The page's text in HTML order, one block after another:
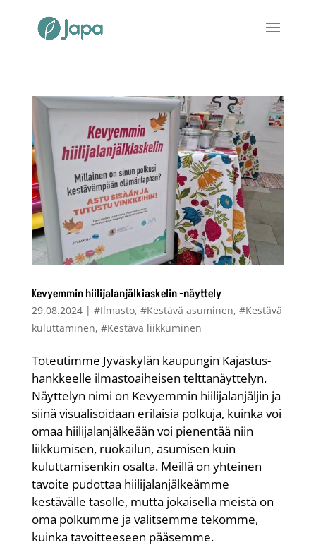
Kevyemmin hiilijalanjälkiaskelin -näyttely
29.08.2024| #Ilmasto, #Kestävä asuminen, #Kestävä
kuluttaminen, #Kestävä liikkuminen
Toteutimme Jyväskylän kaupungin Kajastus-
hankkeelle ilmastoaiheisen telttanäyttelyn.
Näyttelyn nimi on Kevyemmin hiilijalanjäljin ja
siinä visualisoidaan erilaisia polkuja, kuinka voi
omaa hiilijalanjälkeään voi pienentää niin
liikkumisen, ruokailun, asumisen kuin
kuluttamisenkin osalta. Meillä on yhteinen
tavoite pudottaa hiilijalanjälkeämme
kestävälle tasolle, mutta jokaisella meistä on
oma polkumme ja valitsemme tekomme,
kuinka tavoitteeseen pääsemme.